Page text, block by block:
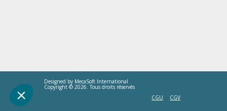
Designed by MecaSoft International
Copyright © 2026. Tous droits réservés
CGU
CGV